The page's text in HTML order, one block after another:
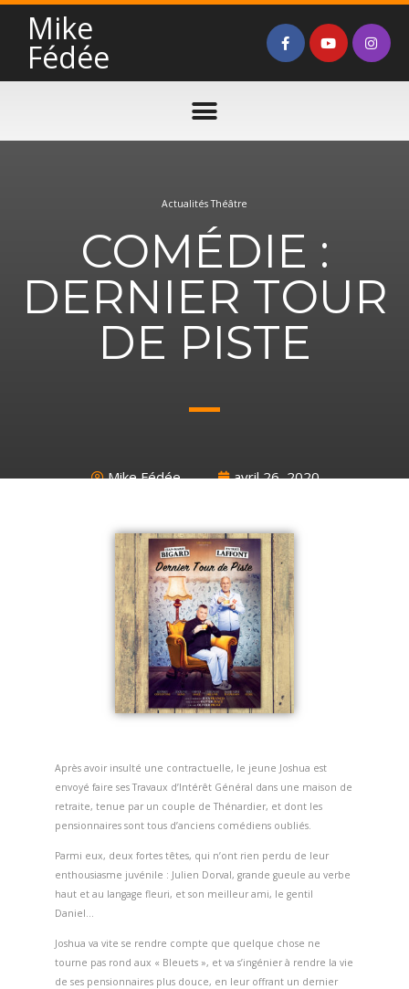
Mike
Fédée
Actualités Théâtre
COMÉDIE :
DERNIER TOUR
DE PISTE
Mike Fédée avril 26, 2020
Après avoir insulté une contractuelle, le jeune Joshua est
envoyé faire ses Travaux d’Intérêt Général dans une maison de
retraite, tenue par un couple de Thénardier, et dont les
pensionnaires sont tous d’anciens comédiens oubliés.
Parmi eux, deux fortes têtes, qui n’ont rien perdu de leur
enthousiasme juvénile : Julien Dorval, grande gueule au verbe
haut et au langage fleuri, et son meilleur ami, le gentil
Daniel…
Joshua va vite se rendre compte que quelque chose ne
tourne pas rond aux « Bleuets », et va s’ingénier à rendre la vie
de ses pensionnaires plus douce, en leur offrant un dernier